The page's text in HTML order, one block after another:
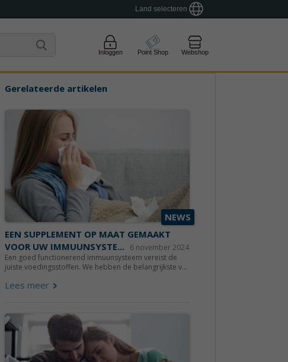
Land selecteren
Inloggen Point Shop Webshop
Gerelateerde artikelen
NEWS
EEN SUPPLEMENT OP MAAT GEMAAKT
VOOR UW IMMUUNSYSTE...
6 november 2024
Een goed functionerend immuunsysteem vereist de
juiste voedingsstoffen. We hebben de belangrijkste v...
Lees meer